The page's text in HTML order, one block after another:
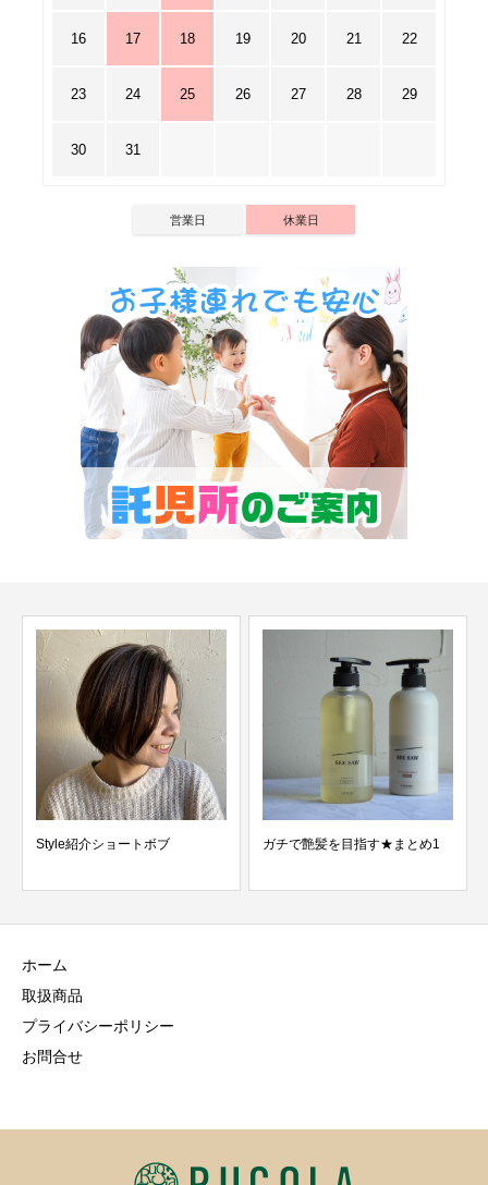
16 17 18 19 20 21 22
23 24 25 26 27 28 29
30 31
営業日 休業日
Style紹介ショートボブ ガチで艶髪を目指す★まとめ1
ホーム
取扱商品
プライバシーポリシー
お問合せ